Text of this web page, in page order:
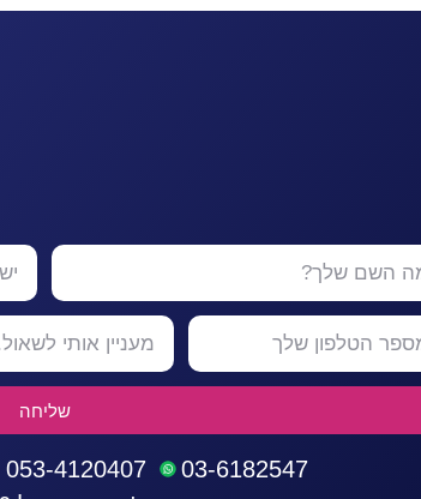
שליחה
03-6182547
053-4120407